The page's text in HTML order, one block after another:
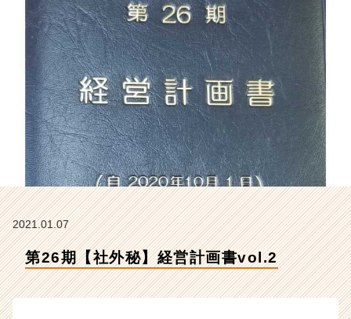
ク
リ
テ
ッ
ク
工
業
の
タ
イ
ム
ラ
ベ
ン
2021.01.07
第26期【社外秘】経営計画書vol.2